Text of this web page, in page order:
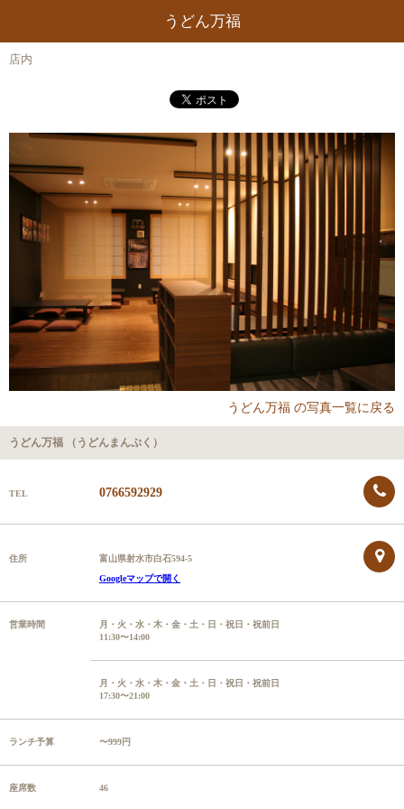
うどん万福
店内
うどん万福 の写真一覧に戻る
うどん万福 （うどんまんぷく）
TEL 0766592929
住所
富山県射水市白石594-5
Googleマップで開く
営業時間
月・火・水・木・金・土・日・祝日・祝前日
11:30〜14:00
月・火・水・木・金・土・日・祝日・祝前日
17:30〜21:00
ランチ予算 〜999円
座席数 46